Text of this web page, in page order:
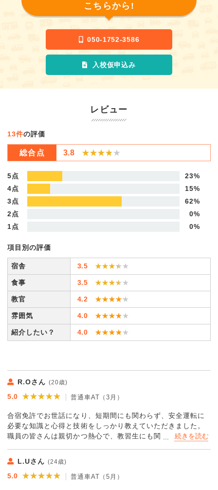
こちらから!
050-1752-3586
入校仮申込み
レビュー
13件の評価
総合点 3.8 ★★★★★
★★★★★
5点
23%
4点
15%
3点
62%
2点
0%
1点
0%
項目別の評価
宿舎 3.5 ★★★★★
★★★★★
食事 3.5 ★★★★★
★★★★★
教官 4.2 ★★★★★
★★★★★
雰囲気 4.0 ★★★★★
★★★★★
紹介したい？ 4.0 ★★★★★
★★★★★
R.Oさん (20歳)
5.0 ★★★★★
★★★★★ 普通車AT（3月）
合宿免許でお世話になり、短期間にも関わらず、安全運転に
必要な知識と心得と技術をしっかり教えていただきました。
職員の皆さんは親切かつ熱心で、教習生にも関わらず山と海
が良く、誰にも自信を持ってお勧めできる素晴らしい学校で
す。
L.Uさん (24歳)
5.0 ★★★★★
★★★★★ 普通車AT（5月）